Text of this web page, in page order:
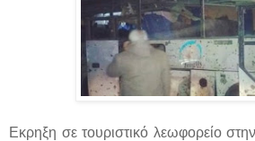
Εκρηξη σε τουριστικό λεωφορείο